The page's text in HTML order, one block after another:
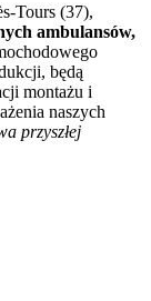
Tours (37),
ambulansów,
będą
montażu i
naszych
przyszłej